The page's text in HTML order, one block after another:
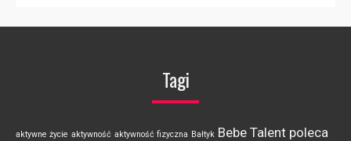
Tagi
aktywne życie aktywność aktywność fizyczna Bałtyk Bebe Talent poleca